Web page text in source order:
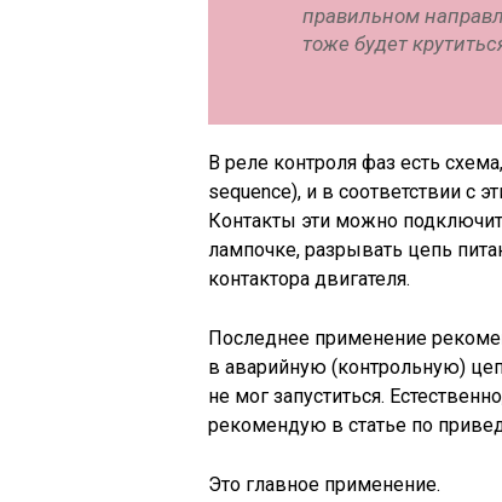
правильном
тоже будет
В реле контроля фаз есть
sequence), и в соответствии с
Контакты эти можно
лампочке, разрывать цепь
контактора двигателя.
Последнее применение
в аварийную (контрольную)
не мог запуститься.
рекомендую в статье по
Это главное применение.